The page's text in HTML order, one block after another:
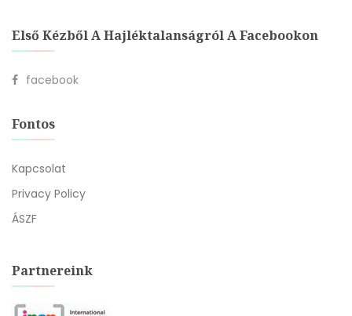
Első Kézből A Hajléktalanságról A Facebookon
facebook
Fontos
Kapcsolat
Privacy Policy
ÁSZF
Partnereink